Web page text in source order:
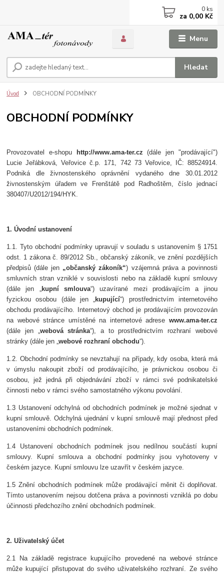
Menu
Hledat
0 ks
za 0,00 Kč
Úvod OBCHODNÍ PODMÍNKY
OBCHODNÍ PODMÍNKY
Provozovatel e-shopu http://www.ama-ter.cz (dále jen "prodávající")
Lucie Jeřábková, Veřovice č.p. 171, 742 73 Veřovice, IČ: 88524914.
Podniká dle živnostenského oprávnění vydaného dne 30.01.2012
živnostenským úřadem ve Frenštátě pod Radhoštěm, číslo jednací
380407/U2012/194/HYK.
1. Úvodní ustanovení
1.1. Tyto obchodní podmínky upravují v souladu s ustanovením § 1751
odst. 1 zákona č. 89/2012 Sb., občanský zákoník, ve znění pozdějších
předpisů (dále jen „občanský zákoník“) vzájemná práva a povinnosti
smluvních stran vzniklé v souvislosti nebo na základě kupní smlouvy
(dále jen „ kupní smlouva“) uzavírané mezi prodávajícím a jinou
fyzickou osobou (dále jen „ kupující“) prostřednictvím internetového
obchodu prodávajícího. Internetový obchod je prodávajícím provozován
na webové stránce umístěné na internetové adrese www.ama-ter.cz
(dále jen „ webová stránka“), a to prostřednictvím rozhraní webové
stránky (dále jen „webové rozhraní obchodu“).
1.2. Obchodní podmínky se nevztahují na případy, kdy osoba, která má
v úmyslu nakoupit zboží od prodávajícího, je právnickou osobou či
osobou, jež jedná při objednávání zboží v rámci své podnikatelské
činnosti nebo v rámci svého samostatného výkonu povolání.
1.3 Ustanovení odchylná od obchodních podmínek je možné sjednat v
kupní smlouvě. Odchylná ujednání v kupní smlouvě mají přednost před
ustanoveními obchodních podmínek.
1.4 Ustanovení obchodních podmínek jsou nedílnou součástí kupní
smlouvy. Kupní smlouva a obchodní podmínky jsou vyhotoveny v
českém jazyce. Kupní smlouvu lze uzavřít v českém jazyce.
1.5 Znění obchodních podmínek může prodávající měnit či doplňovat.
Tímto ustanovením nejsou dotčena práva a povinnosti vzniklá po dobu
účinnosti předchozího znění obchodních podmínek.
2. Uživatelský účet
2.1 Na základě registrace kupujícího provedené na webové stránce
může kupující přistupovat do svého uživatelského rozhraní. Ze svého